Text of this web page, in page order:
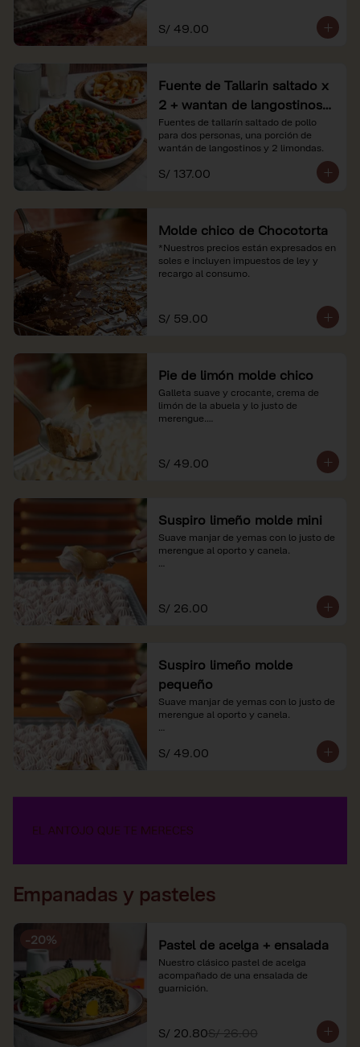
*Nuestros precios están expresados en
soles e incluyen impuestos de ley y
S/ 49.00
Fuente de Tallarin saltado x
2 + wantan de langostinos +
2 limonadas
Fuentes de tallarín saltado de pollo
para dos personas, una porción de
wantán de langostinos y 2 limondas.
S/ 137.00
Molde chico de Chocotorta
*Nuestros precios están expresados en
soles e incluyen impuestos de ley y
recargo al consumo.
S/ 59.00
Pie de limón molde chico
Galleta suave y crocante, crema de
limón de la abuela y lo justo de
merengue.
soles e incluyen impuestos de ley y
recargo al consumo.
S/ 49.00
Suspiro limeño molde mini
Suave manjar de yemas con lo justo de
merengue al oporto y canela.
S/ 26.00
Suspiro limeño molde
pequeño
Suave manjar de yemas con lo justo de
merengue al oporto y canela.
*Nuestros precios están expresados en
soles e incluyen impuestos de ley y
S/ 49.00
Empanadas y pasteles
-20% Pastel de acelga + ensalada
Nuestro clásico pastel de acelga
acompañado de una ensalada de
guarnición.
S/ 20.80S/ 26.00